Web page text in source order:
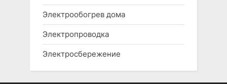
Электрообогрев дома
Электропроводка
Электросбережение